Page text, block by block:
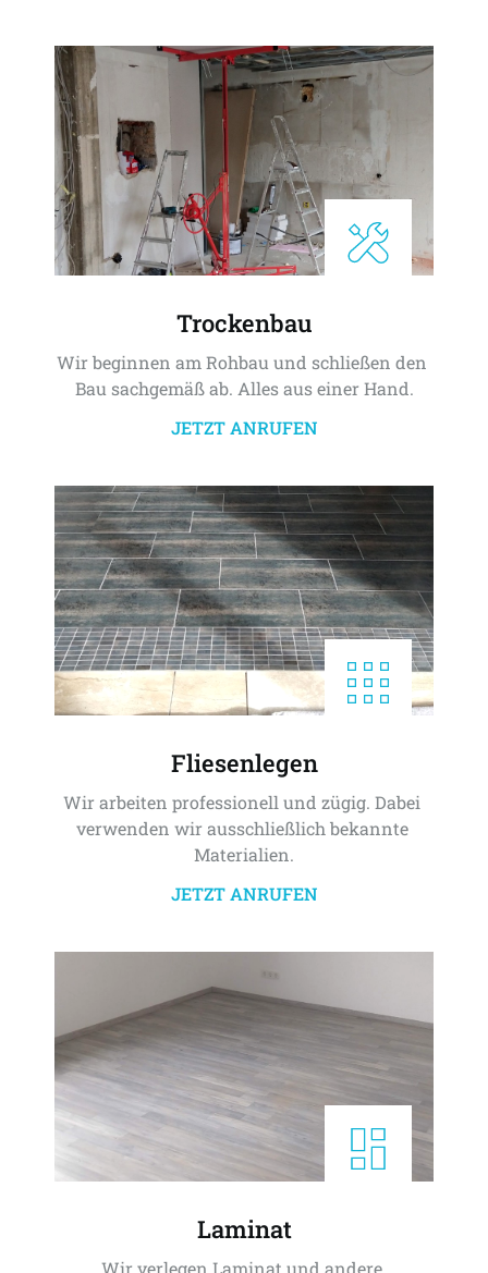
Trockenbau
Wir beginnen am Rohbau und schließen den
Bau sachgemäß ab. Alles aus einer Hand.
JETZT ANRUFEN
Fliesenlegen
Wir arbeiten professionell und zügig. Dabei
verwenden wir ausschließlich bekannte
Materialien.
JETZT ANRUFEN
Laminat
Wir verlegen Laminat und andere